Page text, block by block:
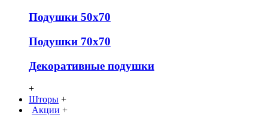
Подушки 50х70
Подушки 70х70
Декоративные подушки
+
Шторы +
Акции +